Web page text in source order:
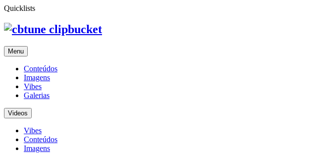
Quicklists
clipbucket
Menu
Conteúdos
Imagens
Vibes
Galerias
Videos
Vibes
Conteúdos
Imagens